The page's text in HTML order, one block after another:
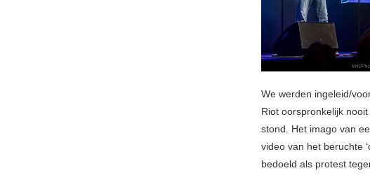
We werden ingeleid/
Riot oorspronkelijk
stond. Het imago van
video van het beruchte
bedoeld als protest